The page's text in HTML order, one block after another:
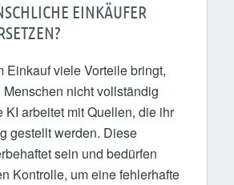
EINKÄUFER
Einkauf viele Vorteile bringt,
nicht vollständig
KI arbeitet mit Quellen, die ihr
gestellt werden. Diese
sein und bedürfen
Kontrolle, um eine fehlerhafte